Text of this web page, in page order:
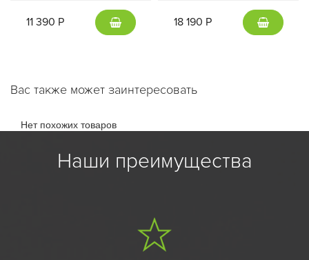
11 390 Р 18 190 Р
Вас также может заинтересовать
Нет похожих товаров
Наши преимущества